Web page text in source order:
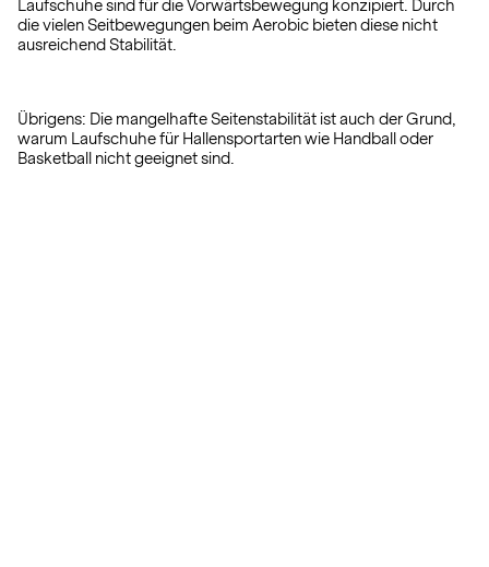
Laufschuhe sind für die Vorwärtsbewegung konzipiert. Durch
die vielen Seitbewegungen beim Aerobic bieten diese nicht
ausreichend Stabilität.
Übrigens: Die mangelhafte Seitenstabilität ist auch der Grund,
warum Laufschuhe für Hallensportarten wie Handball oder
Basketball nicht geeignet sind.